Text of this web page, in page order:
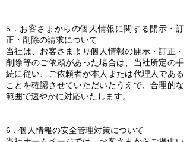
5．お客さまからの個人情報に関する開示・訂
正・削除の請求について
当社は、お客さまより個人情報の開示・訂正・
削除等のご依頼があった場合は、当社所定の手
続に従い、ご依頼者が本人または代理人である
ことを確認させていただいたうえで、合理的な
範囲で速やかに対応いたします。
6．個人情報の安全管理対策について